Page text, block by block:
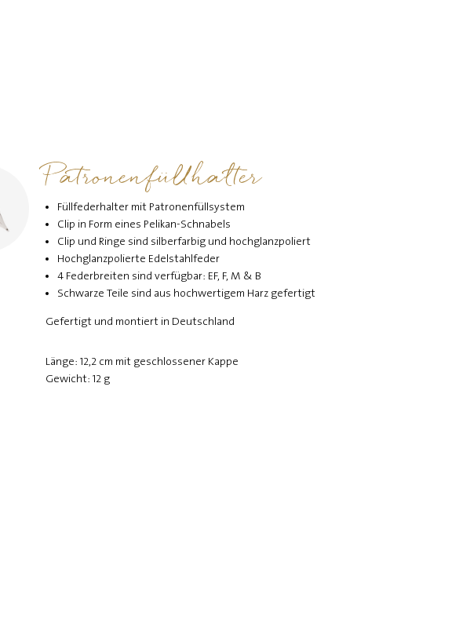
Patronenfüllhalter
Füllfederhalter mit Patronenfüllsystem
Clip in Form eines Pelikan-Schnabels
Clip und Ringe sind silberfarbig und hochglanzpoliert
Hochglanzpolierte Edelstahlfeder
4 Federbreiten sind verfügbar: EF, F, M & B
Schwarze Teile sind aus hochwertigem Harz gefertigt
Gefertigt und montiert in Deutschland
Länge: 12,2 cm mit geschlossener Kappe
Gewicht: 12 g